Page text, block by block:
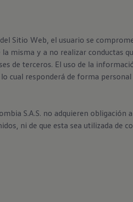
Sitio Web, el usuario se
la misma y a no realizar conductas
de terceros. El uso de la
cual responderá de forma
S.A.S. no adquieren
ni de que esta sea utilizada de